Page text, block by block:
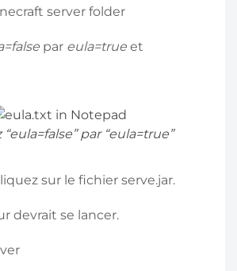
par eula=true et
par “eula=true”
sur le fichier serve.jar.
devrait se lancer.